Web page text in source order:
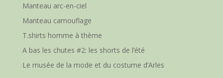
Manteau arc-en-ciel
Manteau camouflage
T.shirts homme à thème
A bas les chutes #2: les shorts de l’été
Le musée de la mode et du costume d’Arles